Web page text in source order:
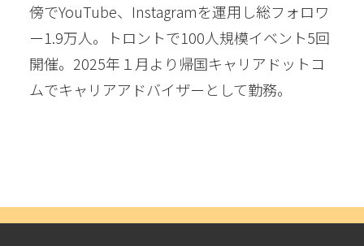
傍でYouTube、Instagramを運用し総フォロワ
ー1.9万人。トロントで100人規模イベント5回
開催。2025年１月より帰国キャリアドットコ
ムでキャリアアドバイザーとして勤務。